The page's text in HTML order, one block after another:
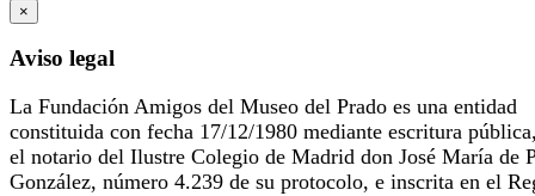
×
Aviso legal
La Fundación Amigos del Museo del Prado es una entidad
constituida con fecha 17/12/1980 mediante escritura
el notario del Ilustre Colegio de Madrid don José María de
González, número 4.239 de su protocolo, e inscrita en el